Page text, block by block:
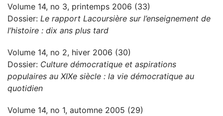
Volume 14, no 3, printemps 2006 (33)
Dossier: Le rapport Lacoursière sur l’enseignement de
l’histoire : dix ans plus tard
Volume 14, no 2, hiver 2006 (30)
Dossier: Culture démocratique et aspirations
populaires au XIXe siècle : la vie démocratique au
quotidien
Volume 14, no 1, automne 2005 (29)